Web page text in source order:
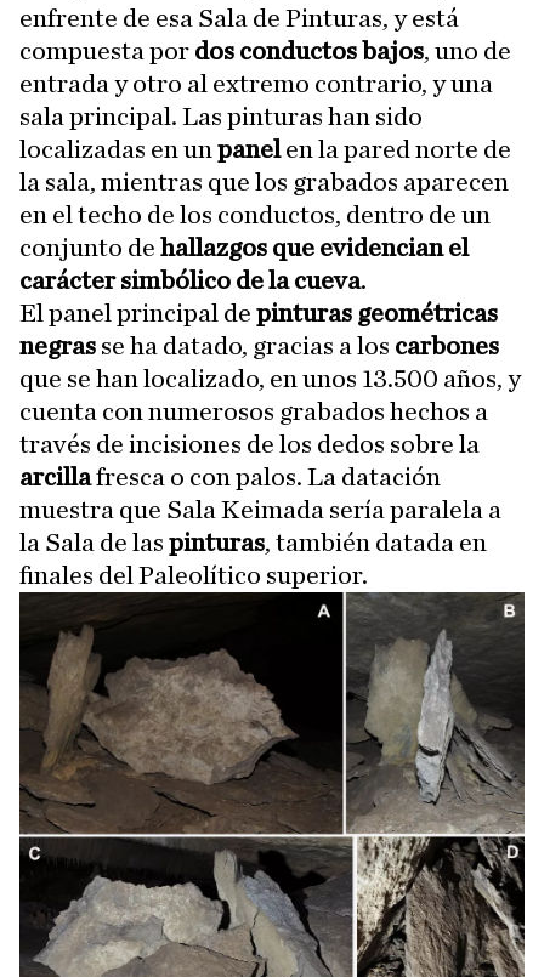
enfrente de esa Sala de Pinturas, y está
compuesta por dos conductos bajos, uno de
entrada y otro al extremo contrario, y una
sala principal. Las pinturas han sido
localizadas en un panelen la pared norte de
la sala, mientras que los grabados aparecen
en el techo de los conductos, dentro de un
conjunto de hallazgos que evidencian el
carácter simbólico de la cueva.
El panel principal de pinturas geométricas
negras se ha datado, gracias a los carbones
que se han localizado, en unos 13.500 años, y
cuenta con numerosos grabados hechos a
través de incisiones de los dedos sobre la
arcillafresca o con palos. La datación
muestra que Sala Keimada sería paralela a
la Sala de las pinturas, también datada en
finales del Paleolítico superior.